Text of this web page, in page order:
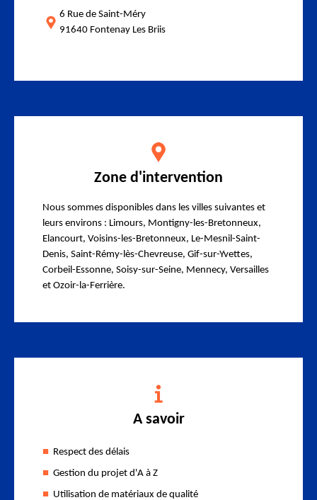
6 Rue de Saint-Méry
91640 Fontenay Les Briis
Zone d'intervention
Nous sommes disponibles dans les villes suivantes et
leurs environs : Limours, Montigny-les-Bretonneux,
Elancourt, Voisins-les-Bretonneux, Le-Mesnil-Saint-
Denis, Saint-Rémy-lès-Chevreuse, Gif-sur-Yvettes,
Corbeil-Essonne, Soisy-sur-Seine, Mennecy, Versailles
et Ozoir-la-Ferrière.
A savoir
Respect des délais
Gestion du projet d'A à Z
Utilisation de matériaux de qualité